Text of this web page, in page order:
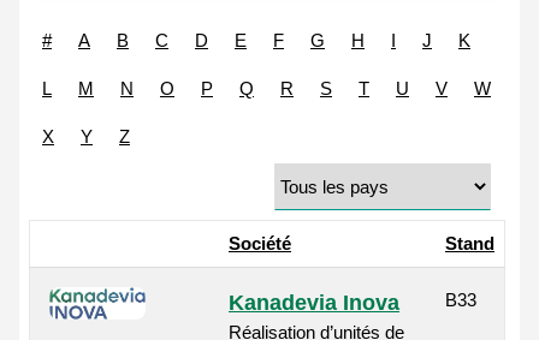
# A B C D E F G H I J K
L M N O P Q R S T U V W
X Y Z
Société Stand
Kanadevia Inova
Réalisation d’unités de
B33